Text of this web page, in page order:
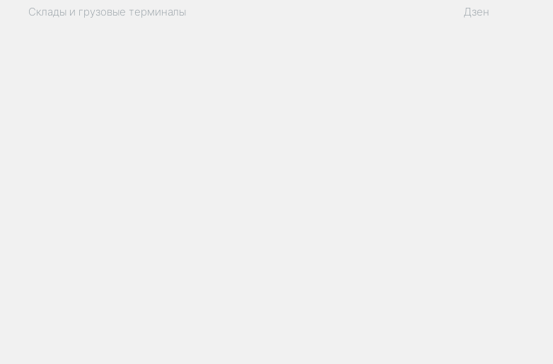
Склады и грузовые терминалы Дзен